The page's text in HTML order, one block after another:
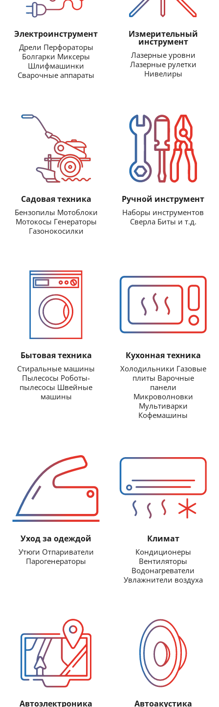
Электроинструмент
Дрели Перфораторы
Болгарки Миксеры
Шлифмашинки
Сварочные аппараты
Измерительный
инструмент
Лазерные уровни
Лазерные рулетки
Нивелиры
Садовая техника
Бензопилы Мотоблоки
Мотокосы Генераторы
Газонокосилки
Ручной инструмент
Наборы инструментов
Сверла Биты и т.д.
Бытовая техника
Стиральные машины
Пылесосы Роботы-
пылесосы Швейные
машины
Кухонная техника
Холодильники Газовые
плиты Варочные
панели
Микроволновки
Мультиварки
Кофемашины
Уход за одеждой
Утюги Отпариватели
Парогенераторы
Климат
Кондиционеры
Вентиляторы
Водонагреватели
Увлажнители воздуха
Автоэлектроника Автоакустика